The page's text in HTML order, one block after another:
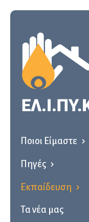
Ποιοι Είμαστε
Πηγές
Εκπαίδευση
Τα νέα μας